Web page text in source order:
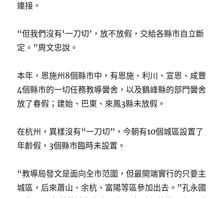
連接。
“但我們沒有‘一刀切’，放不放假，交給各縣市自立斷
定。”周文忠說。
本年，恩施州8個縣市中，有恩施、利川、宣恩、咸豐
4個縣市的一切任務教導黌舍，以及鶴峰縣的部門黌舍
放了春假；建始、巴東、來鳳3縣未放假。
在杭州，異樣沒有“一刀切”，今朝有10個城區設置了
年齡假，3個縣市臨時未設置。
“教導局發文是面向全市范圍，但最開端實行的只要主
城區，后來蕭山、余杭、富陽等區參加出去。”孔永國